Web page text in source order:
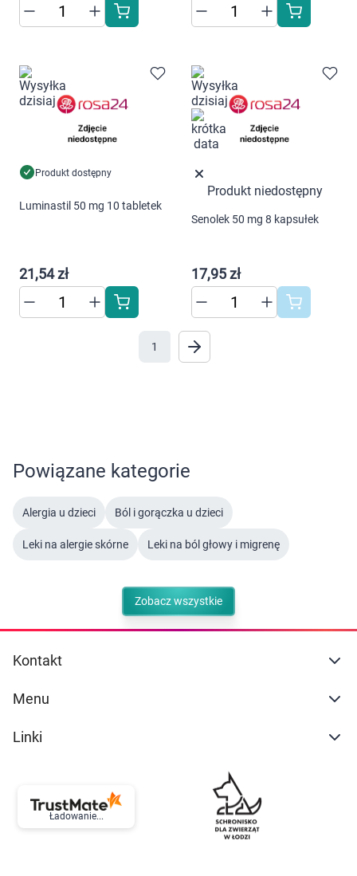
cookies poprzez kliknięcie przycisku
"Ustawienia" lub możesz zaakceptować
AKCEPTUJĘ WSZYSTKIE
Ustawienia
AKCEPTUJĘ WSZYSTKIE
Produkt dostępny
Luminastil 50 mg 10 tabletek
21,54 zł
Produkt niedostępny
Senolek 50 mg 8 kapsułek
17,95 zł
1
Powiązane kategorie
Alergia u dzieci Ból i gorączka u dzieci
Leki na alergie skórne Leki na ból głowy i migrenę
Zobacz wszystkie
Kontakt
Menu
Linki
Ładowanie...